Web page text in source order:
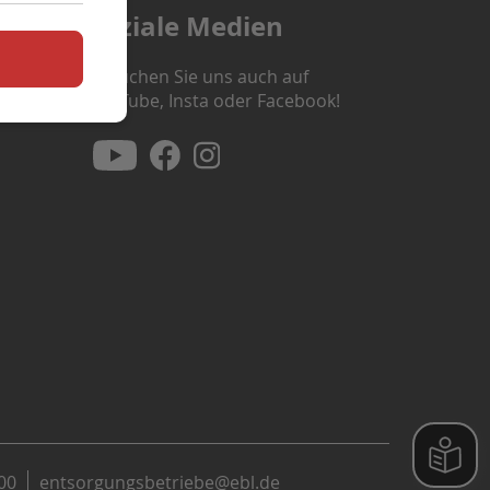
Soziale Medien
Besuchen Sie uns auch auf
YouTube, Insta oder Facebook!
entsorgungsbetriebe@ebl.de